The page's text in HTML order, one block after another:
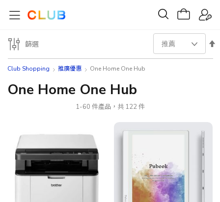
Club Shopping 推廣優惠 One Home One Hub
One Home One Hub
1-60 件產品，共 122件
設
方
篩選